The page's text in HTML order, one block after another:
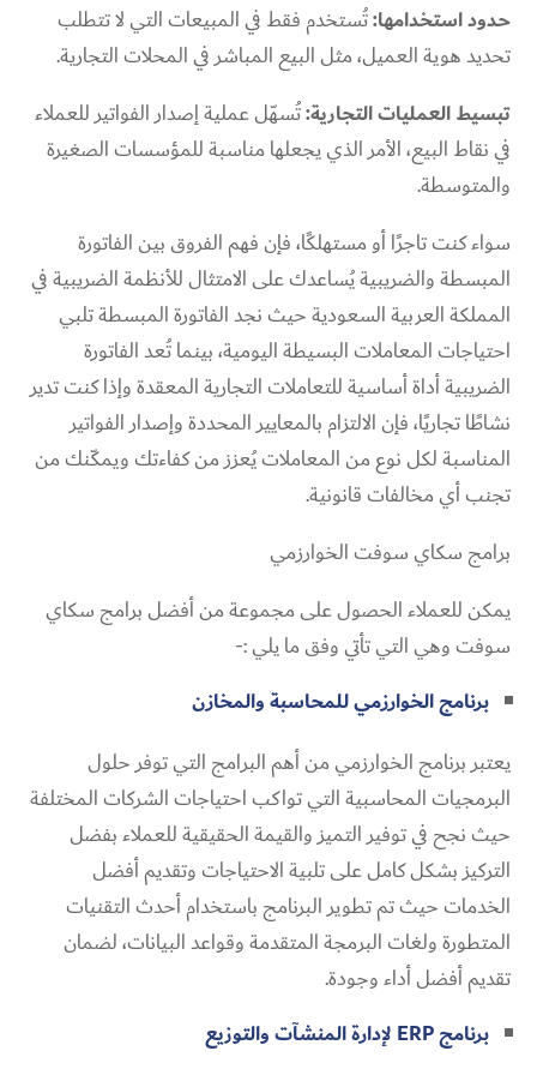
حدود استخدامها:تُستخدم فقط في المبيعات التي لا تتطلب
تحديد هوية العميل، مثل البيع المباشر في المحلات التجارية.
تبسيط العمليات التجارية:تُسهّل عملية إصدار الفواتير للعملاء
في نقاط البيع، الأمر الذي يجعلها مناسبة للمؤسسات الصغيرة
والمتوسطة.
سواء كنت تاجرًا أو مستهلكًا، فإن فهم الفروق بين الفاتورة
المبسطة والضريبية يُساعدك على الامتثال للأنظمة الضريبية في
المملكة العربية السعودية حيث نجد الفاتورة المبسطة تلبي
احتياجات المعاملات البسيطة اليومية، بينما تُعد الفاتورة
الضريبية أداة أساسية للتعاملات التجارية المعقدة وإذا كنت تدير
نشاطًا تجاريًا، فإن الالتزام بالمعايير المحددة وإصدار الفواتير
المناسبة لكل نوع من المعاملات يُعزز من كفاءتك ويمكّنك من
تجنب أي مخالفات قانونية.
برامج سكاي سوفت الخوارزمي
يمكن للعملاء الحصول على مجموعة من أفضل برامج سكاي
سوفت وهي التي تأتي وفق ما يلي :-
برنامج الخوارزمي للمحاسبة والمخازن
يعتبر برنامج الخوارزمي من أهم البرامج التي توفر حلول
البرمجيات المحاسبية التي تواكب احتياجات الشركات المختلفة
حيث نجح في توفير التميز والقيمة الحقيقية للعملاء بفضل
التركيز بشكل كامل على تلبية الاحتياجات وتقديم أفضل
الخدمات حيث تم تطوير البرنامج باستخدام أحدث التقنيات
المتطورة ولغات البرمجة المتقدمة وقواعد البيانات، لضمان
تقديم أفضل أداء وجودة.
برنامج ERP لإدارة المنشآت والتوزيع